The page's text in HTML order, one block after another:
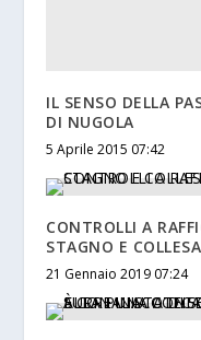
IL SENSO DELLA
DI NUGOLA
5 Aprile 2015 07:42
CONTROLLI A
STAGNO E
21 Gennaio 2019 07:24